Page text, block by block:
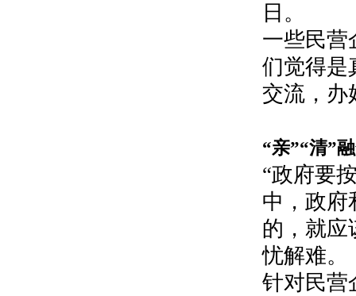
日。
一些民营
们觉得是
交流，办
“亲”“清”
“政府要
中，政府
的，就应
忧解难。
针对民营